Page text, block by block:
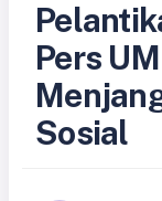
Pers
Sosial